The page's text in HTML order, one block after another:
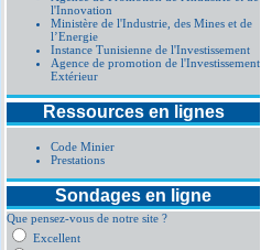
l'Innovation
Ministère de l'Industrie, des Mines et de
l’Energie
Instance Tunisienne de l'Investissement
Agence de promotion de l'Investissement
Extérieur
Ressources en lignes
Code Minier
Prestations
Sondages en ligne
Que pensez-vous de notre site ?
Excellent